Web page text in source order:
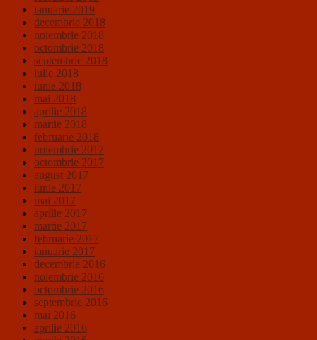
ianuarie 2019
decembrie 2018
noiembrie 2018
octombrie 2018
septembrie 2018
iulie 2018
iunie 2018
mai 2018
aprilie 2018
martie 2018
februarie 2018
noiembrie 2017
octombrie 2017
august 2017
iunie 2017
mai 2017
aprilie 2017
martie 2017
februarie 2017
ianuarie 2017
decembrie 2016
noiembrie 2016
octombrie 2016
septembrie 2016
mai 2016
aprilie 2016